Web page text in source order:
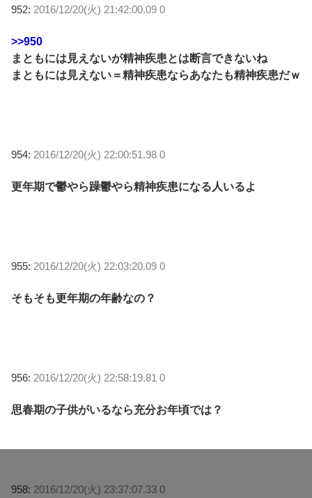
952: 2016/12/20(火) 21:42:00.09 0
>>950
まともには見えないが精神疾患とは断言できないね
まともには見えない＝精神疾患ならあなたも精神疾患だｗ
954: 2016/12/20(火) 22:00:51.98 0
更年期で鬱やら躁鬱やら精神疾患になる人いるよ
955: 2016/12/20(火) 22:03:20.09 0
そもそも更年期の年齢なの？
956: 2016/12/20(火) 22:58:19.81 0
思春期の子供がいるなら充分お年頃では？
958: 2016/12/20(火) 23:37:07.33 0